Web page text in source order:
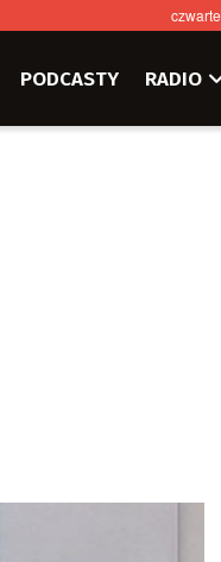
PODCASTY RADIO